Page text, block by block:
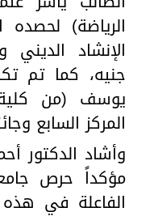
الرياضة) لحصده
جنيه، كما تم
يوسف (من
المركز السابع وجائزة
وأشاد الدكتور
مؤكداً حرص
الفاعلة في